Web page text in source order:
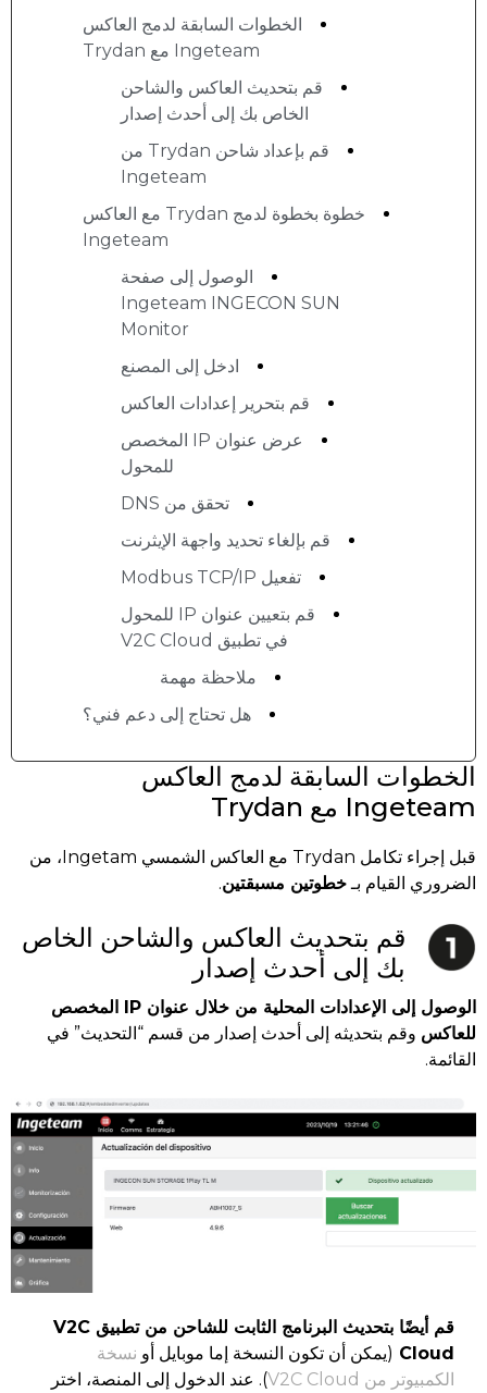
الخطوات السابقة لدمج العاكس
Ingeteam مع Trydan
قم بتحديث العاكس والشاحن
الخاص بك إلى أحدث إصدار
قم بإعداد شاحن Trydan من
Ingeteam
خطوة بخطوة لدمج Trydan مع العاكس
Ingeteam
الوصول إلى صفحة
Ingeteam INGECON SUN
Monitor
ادخل إلى المصنع
قم بتحرير إعدادات العاكس
عرض عنوان IP المخصص
للمحول
تحقق من DNS
قم بإلغاء تحديد واجهة الإيثرنت
تفعيل Modbus TCP/IP
قم بتعيين عنوان IP للمحول
في تطبيق V2C Cloud
ملاحظة مهمة
هل تحتاج إلى دعم فني؟
الخطوات السابقة لدمج العاكس
Ingeteam مع Trydan
قبل إجراء تكامل Trydan مع العاكس الشمسي Ingetam، من
الضروري القيام بـخطوتين مسبقتين.
قم بتحديث العاكس والشاحن الخاص
بك إلى أحدث إصدار
الوصول إلى الإعدادات المحلية من خلال عنوان IP المخصص
للعاكس وقم بتحديثه إلى أحدث إصدار من قسم “التحديث” في
القائمة.
قم أيضًا بتحديث البرنامج الثابت للشاحن من تطبيق V2C
Cloud (يمكن أن تكون النسخة إما موبايل أو نسخة
الكمبيوتر من V2C Cloud
). عند الدخول إلى المنصة، اختر